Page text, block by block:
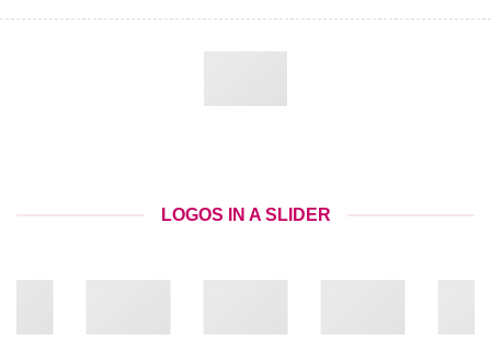
LOGOS IN A SLIDER